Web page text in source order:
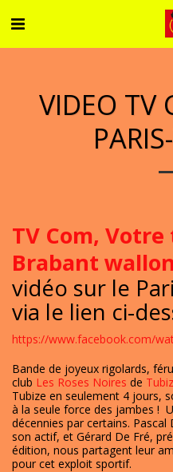
VIDEO TV
TV Com,
Brabant wallon
vidéo sur le
via le lien ci-
https://www.facebook.com/
Bande de joyeux rigolards,
club Les Roses Noires de
Tubize en seulement 4 jours,
à la seule force des jambes !
décennies par certains.
son actif, et Gérard De Fré,
édition, nous partagent leur
pour cet exploit sportif.